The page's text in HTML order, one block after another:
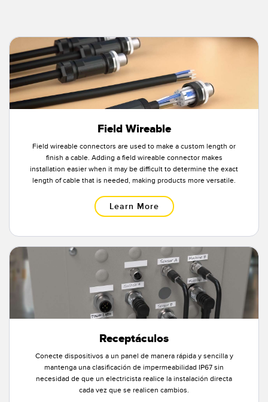
Matrices de Detección y Sensores de Haz Ancho
Sensores de Monitoreo de Condiciones
Wireless Condition Monitoring Sensors
ACCESORIOS
ACCESORIOS
SOFTWARE
Banner Measurement Sensor Software
TECNOLOGÍA
Sensors with IO-Link
ENLACES RELACIONADOS
IO-Link
Lavado a Presión
Field Wireable
Field wireable connectors are used to make a custom length or
finish a cable. Adding a field wireable connector makes
installation easier when it may be difficult to determine the exact
length of cable that is needed, making products more versatile.
Learn More
Receptáculos
Conecte dispositivos a un panel de manera rápida y sencilla y
mantenga una clasificación de impermeabilidad IP67 sin
necesidad de que un electricista realice la instalación directa
cada vez que se realicen cambios.